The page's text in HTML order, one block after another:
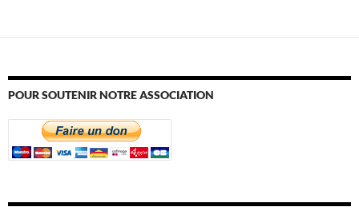
POUR SOUTENIR NOTRE ASSOCIATION